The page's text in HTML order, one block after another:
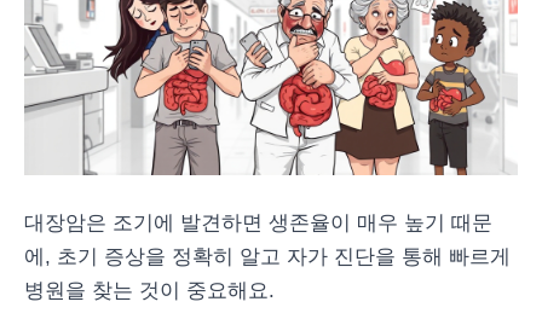
대장암은 조기에 발견하면 생존율이 매우 높기 때문
에, 초기 증상을 정확히 알고 자가 진단을 통해 빠르게
병원을 찾는 것이 중요해요.